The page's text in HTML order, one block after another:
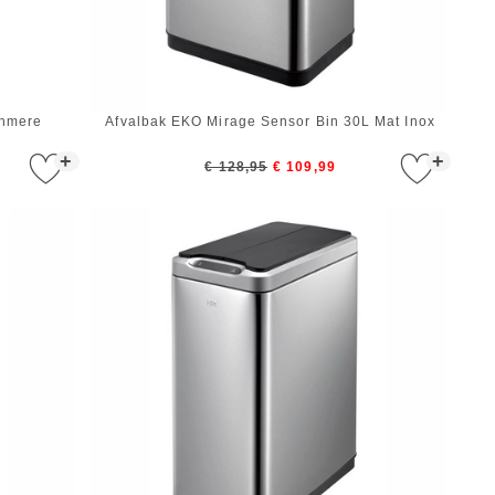
+ +
Afvalbak EKO Mirage Sensor Bin 30L Mat Inox
€ 128,95 € 109,99